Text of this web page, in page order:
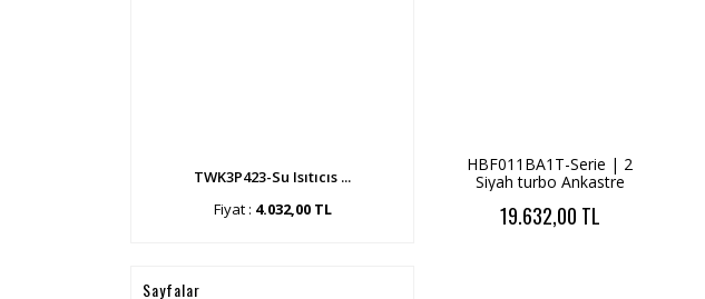
TWK3P423-Su Isıtıcıs ...
Fiyat : 4.032,00 TL
Sayfalar
HBF011BA1T-Serie | 2
Siyah turbo Ankastre
proğram
19.632,00 TL